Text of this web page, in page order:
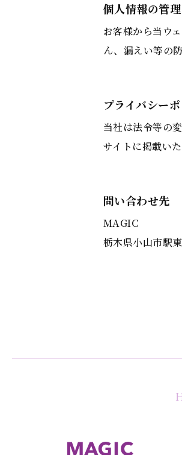
個人情報の管
お客様から当ウ
ん、漏えい等の
プライバシー
当社は法令等の
サイトに掲載い
問い合わせ先
MAGIC
栃木県小山市駅